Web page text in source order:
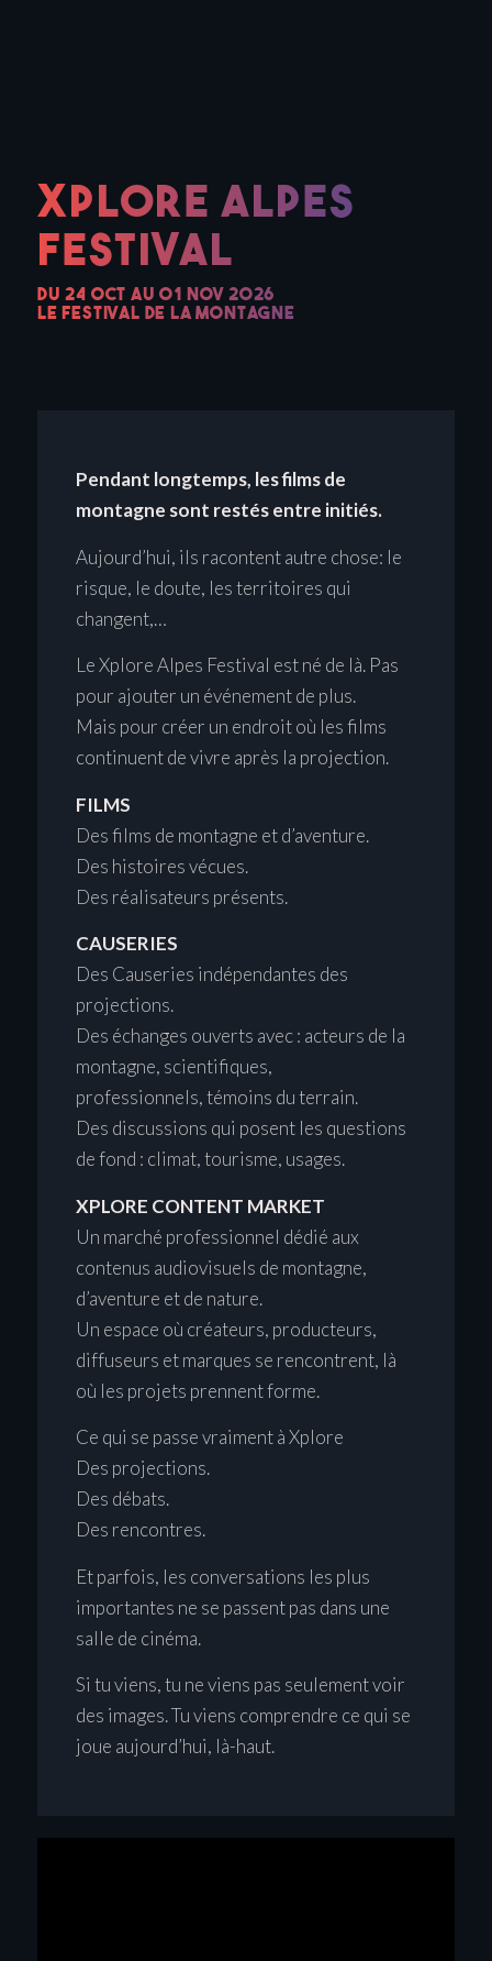
XPLORE ALPES
FESTIVAL
DU 24 OCT AU 01 NOV 2026
LE FESTIVAL DE LA MONTAGNE
Pendant longtemps, les films de
montagne sont restés entre initiés.
Aujourd’hui, ils racontent autre chose: le
risque, le doute, les territoires qui
changent,…
Le Xplore Alpes Festival est né de là. Pas
pour ajouter un événement de plus.
Mais pour créer un endroit où les films
continuent de vivre après la projection.
FILMS
Des films de montagne et d’aventure.
Des histoires vécues.
Des réalisateurs présents.
CAUSERIES
Des Causeries indépendantes des
projections.
Des échanges ouverts avec : acteurs de la
montagne, scientifiques,
professionnels, témoins du terrain.
Des discussions qui posent les questions
de fond : climat, tourisme, usages.
XPLORE CONTENT MARKET
Un marché professionnel dédié aux
contenus audiovisuels de montagne,
d’aventure et de nature.
Un espace où créateurs, producteurs,
diffuseurs et marques se rencontrent, là
où les projets prennent forme.
Ce qui se passe vraiment à Xplore
Des projections.
Des débats.
Des rencontres.
Et parfois, les conversations les plus
importantes ne se passent pas dans une
salle de cinéma.
Si tu viens, tu ne viens pas seulement voir
des images. Tu viens comprendre ce qui se
joue aujourd’hui, là-haut.